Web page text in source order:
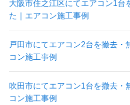
大阪市住之江区にてエアコン1台
た｜エアコン施工事例
戸田市にてエアコン2台を撤去・
コン施工事例
吹田市にてエアコン1台を撤去・
コン施工事例